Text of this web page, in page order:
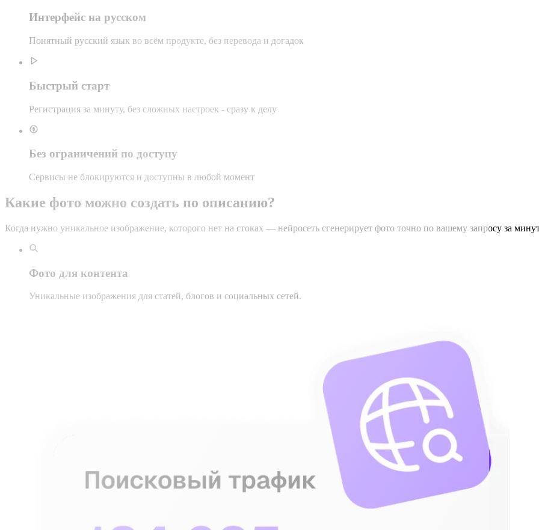
Интерфейс на русском
Понятный русский язык во всём продукте, без перевода и догадок
Быстрый старт
Регистрация за минуту, без сложных настроек - сразу к делу
Без ограничений по доступу
Сервисы не блокируются и доступны в любой момент
Какие фото можно создать по описанию?
Когда нужно уникальное изображение, которого нет на стоках — нейросеть сгенерирует фото точно по вашему запросу за
Фото для контента
Уникальные изображения для статей, блогов и социальных сетей.